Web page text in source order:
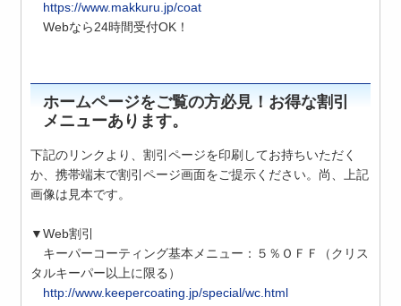
https://www.makkuru.jp/coat
Webなら24時間受付OK！
ホームページをご覧の方必見！お得な割引
メニューあります。
下記のリンクより、割引ページを印刷してお持ちいただく
か、携帯端末で割引ページ画面をご提示ください。尚、上記
画像は見本です。
▼Web割引
キーパーコーティング基本メニュー： ５％ＯＦＦ
（クリス
タルキーパー以上に限る）
http://www.keepercoating.jp/special/wc.html